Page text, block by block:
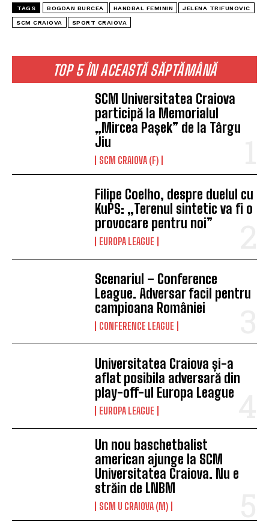
TOP 5 ÎN ACEASTĂ SĂPTĂMÂNĂ
SCM Universitatea Craiova
participă la Memorialul
„Mircea Pașek” de la Târgu
Jiu
SCM CRAIOVA (F)
Filipe Coelho, despre duelul cu
KuPS: „Terenul sintetic va fi o
provocare pentru noi”
EUROPA LEAGUE
Scenariul – Conference
League. Adversar facil pentru
campioana României
CONFERENCE LEAGUE
Universitatea Craiova și-a
aflat posibila adversară din
play-off-ul Europa League
EUROPA LEAGUE
Un nou baschetbalist
american ajunge la SCM
Universitatea Craiova. Nu e
străin de LNBM
SCM U CRAIOVA (M)
TAGS BOGDAN BURCEA HANDBAL FEMININ JELENA TRIFUNOVIC
SCM CRAIOVA SPORT CRAIOVA